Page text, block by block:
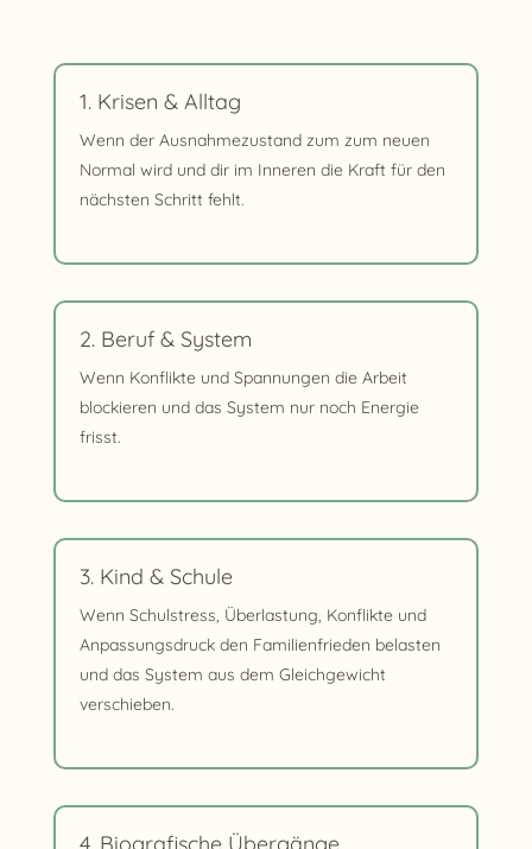
1. Krisen & Alltag
Wenn der Ausnahmezustand zum zum neuen
Normal wird und dir im Inneren die Kraft für den
nächsten Schritt fehlt.
2. Beruf & System
Wenn Konflikte und Spannungen die Arbeit
blockieren und das System nur noch Energie
frisst.
3. Kind & Schule
Wenn Schulstress, Überlastung, Konflikte und
Anpassungsdruck den Familienfrieden belasten
und das System aus dem Gleichgewicht
verschieben.
4. Biografische Übergänge